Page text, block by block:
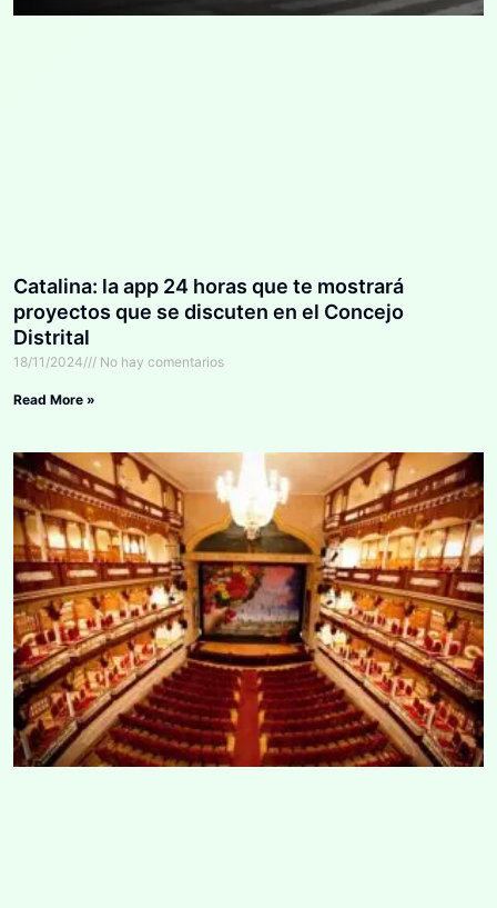
Catalina: la app 24 horas que te mostrará
proyectos que se discuten en el Concejo
Distrital
18/11/2024 No hay comentarios
Read More »